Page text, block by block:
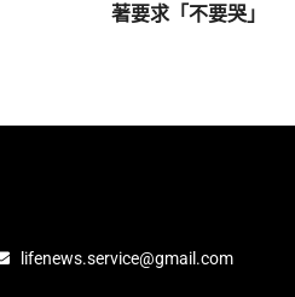
著要求「不要哭」
lifenews.service@gmail.com